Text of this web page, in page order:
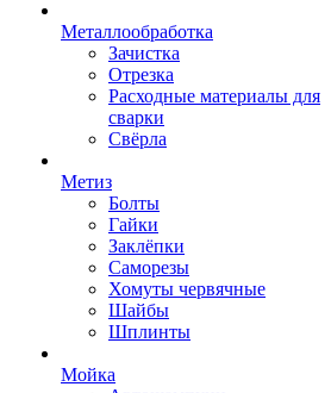
Металлообработка
Зачистка
Отрезка
Расходные материалы для
сварки
Свёрла
Метиз
Болты
Гайки
Заклёпки
Саморезы
Хомуты червячные
Шайбы
Шплинты
Мойка